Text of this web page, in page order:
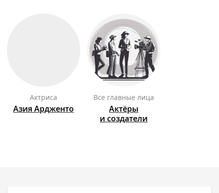
актриса
Азия Ардженто
Все главные лица
Актёры
и создатели